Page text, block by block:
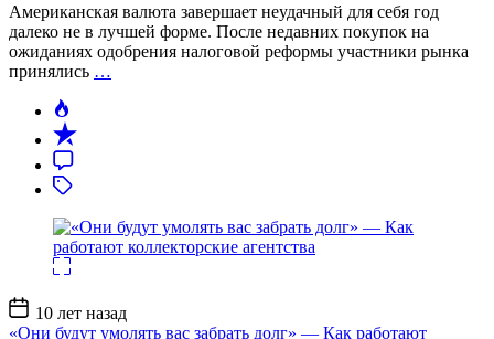
Американская валюта завершает неудачный для себя год
далеко не в лучшей форме. После недавних покупок на
ожиданиях одобрения налоговой реформы участники рынка
принялись …
Дата
записи
10 лет назад
«Они будут умолять вас забрать долг» — Как работают